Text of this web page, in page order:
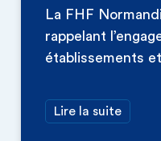
La FHF
rappelant
établissements
Lire la suite